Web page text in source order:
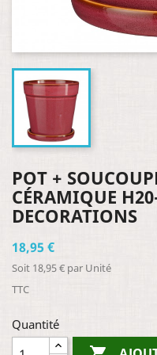
POT +
CÉRAMIQUE
DECORATIONS
18,95 €
Soit 18,95 € par Unité
TTC
Quantité